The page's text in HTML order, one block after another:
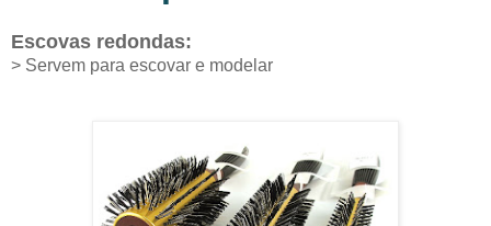
Escovas redondas:
> Servem para escovar e modelar